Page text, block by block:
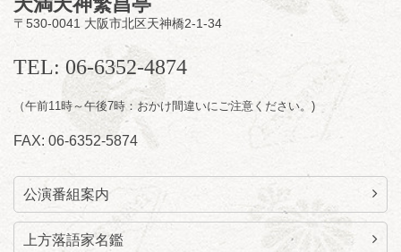
お問合せ：FANYチケット 0570-550-
100(10:00～19:00受付)
〒530-0041 大阪市北区天神橋2-1-34
TEL: 06-6352-4874
（午前11時～午後7時：おかけ間違いにご注意ください。)
FAX: 06-6352-5874
公演番組案内
上方落語家名鑑